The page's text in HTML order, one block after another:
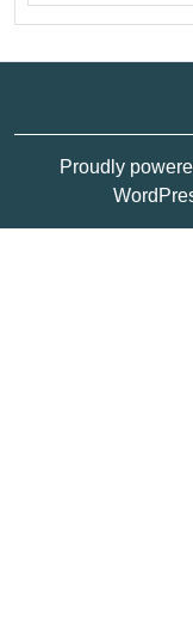
Proudly